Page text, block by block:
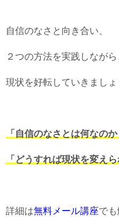
自信のなさと向き合い、
２つの方法を実践しながら
現状を好転していきましょ
「自信のなさとは何なのか
「どうすれば現状を変えら
詳細は無料メール講座でも